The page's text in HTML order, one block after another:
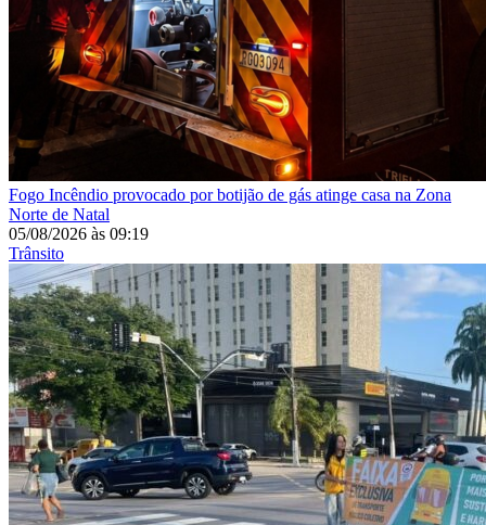
Fogo Incêndio provocado por botijão de gás atinge casa na Zona
Norte de Natal
05/08/2026 às 09:19
Trânsito